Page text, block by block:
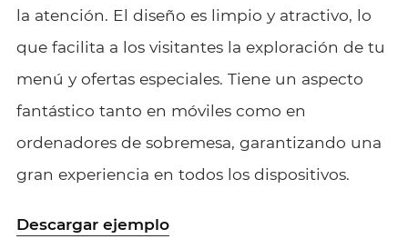
la atención. El diseño es limpio y atractivo, lo
que facilita a los visitantes la exploración de tu
menú y ofertas especiales. Tiene un aspecto
fantástico tanto en móviles como en
ordenadores de sobremesa, garantizando una
gran experiencia en todos los dispositivos.
Descargar ejemplo